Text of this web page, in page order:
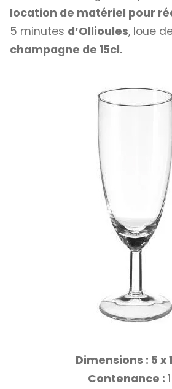
location de matériel pour
5 minutes d’Ollioules, loue
champagne de 15cl.
Dimensions : 5 x
Contenance :